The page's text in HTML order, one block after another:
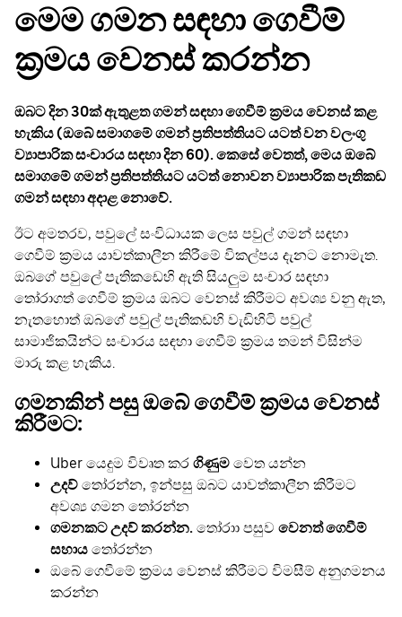
මෙම ගමන සඳහා ගෙවීම්
ක්‍රමය වෙනස් කරන්න
ඔබට දින 30ක් ඇතුළත ගමන් සඳහා ගෙවීම් ක්‍රමය වෙනස් කළ
හැකිය (ඔබේ සමාගමේ ගමන් ප්‍රතිපත්තියට යටත් වන වලංගු
ව්‍යාපාරික සංචාරය සඳහා දින 60). කෙසේ වෙතත්, මෙය ඔබේ
සමාගමේ ගමන් ප්‍රතිපත්තියට යටත් නොවන ව්‍යාපාරික පැතිකඩ
ගමන් සඳහා අදාළ නොවේ.
ඊට අමතරව, පවුලේ සංවිධායක ලෙස පවුල් ගමන් සඳහා
ගෙවීම් ක්‍රමය යාවත්කාලීන කිරීමේ විකල්පය දැනට නොමැත.
ඔබගේ පවුලේ පැතිකඩෙහි ඇති සියලුම සංචාර සඳහා
තෝරාගත් ගෙවීම් ක්‍රමය ඔබට වෙනස් කිරීමට අවශ්‍ය වනු ඇත,
නැතහොත් ඔබගේ පවුල් පැතිකඩහි වැඩිහිටි පවුල්
සාමාජිකයින්ට සංචාරය සඳහා ගෙවීම් ක්‍රමය තමන් විසින්ම
මාරු කළ හැකිය.
ගමනකින් පසු ඔබේ ගෙවීම් ක්‍රමය වෙනස්
කිරීමට:
Uber යෙදුම විවෘත කර ගිණුම වෙත යන්න
උදව් තෝරන්න, ඉන්පසු ඔබට යාවත්කාලීන කිරීමට
අවශ්‍ය ගමන තෝරන්න
ගමනකට උදව් කරන්න. තෝරාා පසුව වෙනත් ගෙවීම්
සහාය තෝරන්න
ඔබේ ගෙවීමේ ක්‍රමය වෙනස් කිරීමට විමසීම් අනුගමනය
කරන්න